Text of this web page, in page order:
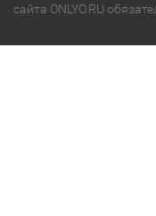
сайта ONLYO.RU